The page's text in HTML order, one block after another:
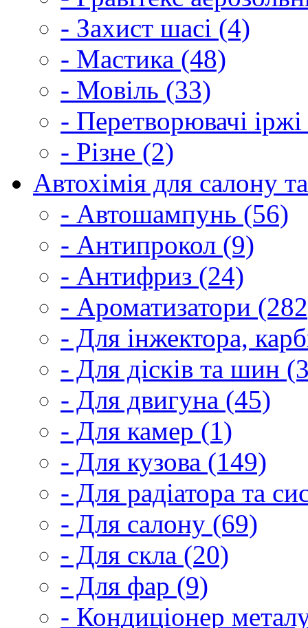
- Захист шасі (4)
- Мастика (48)
- Мовіль (33)
- Перетворювачі
- Різне (2)
Автохімія для салону
- Автошампунь (56)
- Антипрокол (9)
- Антифриз (24)
- Ароматизатори
- Для інжектора,
- Для дісків та шин
- Для двигуна (45)
- Для камер (1)
- Для кузова (149)
- Для радіатора та
- Для салону (69)
- Для скла (20)
- Для фар (9)
- Кондиціонер